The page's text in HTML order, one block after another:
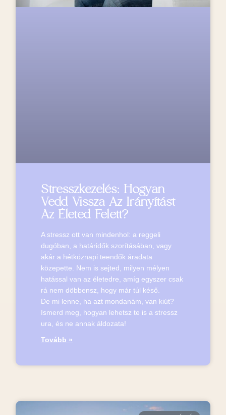
Stresszkezelés: Hogyan
Vedd Vissza Az Irányítást
Az Életed Felett?
A stressz ott van mindenhol: a reggeli
dugóban, a határidők szorításában, vagy
akár a hétköznapi teendők áradata
közepette. Nem is sejted, milyen mélyen
hatással van az életedre, amíg egyszer csak
rá nem döbbensz, hogy már túl késő.
De mi lenne, ha azt mondanám, van kiút?
Ismerd meg, hogyan lehetsz te is a stressz
ura, és ne annak áldozata!
Tovább »